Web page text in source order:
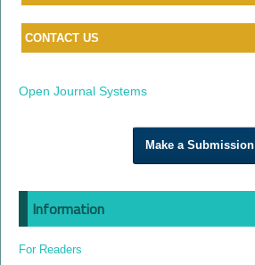
CONTACT US
Open Journal Systems
Make a Submission
Information
For Readers